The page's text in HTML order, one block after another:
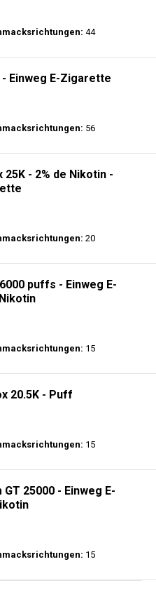
44
- Einweg E-Zigarette
56
25K - 2% de Nikotin -
20
puffs - Einweg E-
15
20.5K - Puff
15
25000 - Einweg E-
15